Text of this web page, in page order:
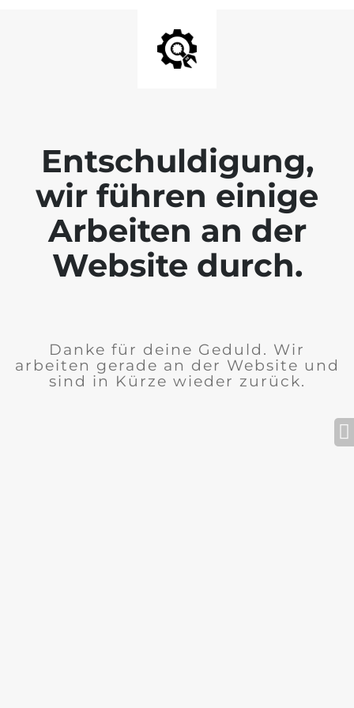
Entschuldigung,
wir führen einige
Arbeiten an der
Website durch.
Danke für deine Geduld. Wir
arbeiten gerade an der Website und
sind in Kürze wieder zurück.